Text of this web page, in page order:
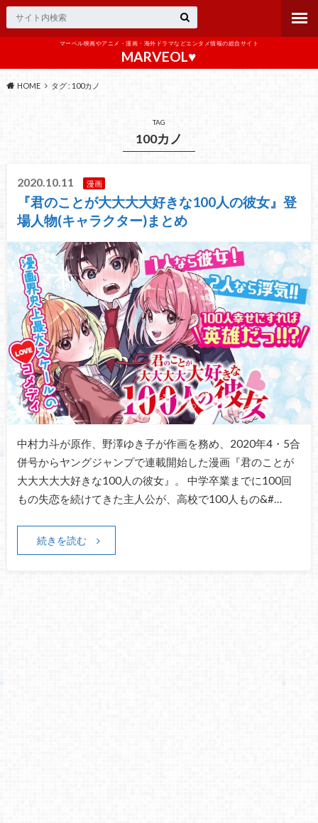
マーベル映画やアニメ・漫画・海外ドラマなどエンタメ情報の総合サイト
MARVEOL♥️
HOME タグ : 100カノ
TAG
100カノ
2020.10.11 漫画
『君のことが大大大大好きな100人の彼女』登
場人物(キャラクター)まとめ
中村力斗が原作、野澤ゆき子が作画を務め、2020年4・5合
併号からヤングジャンプで連載開始した漫画『君のことが
大大大大大好きな100人の彼女』。 中学卒業までに100回
もの失恋を続けてきた主人公が、高校で100人もの&#…
続きを読む